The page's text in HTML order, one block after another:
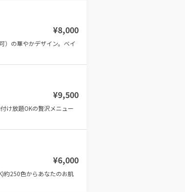
¥8,000
）の華やかデザイン。ベイ
¥9,500
け放題OKの贅沢メニュー
¥6,000
約250色からあなたのお肌